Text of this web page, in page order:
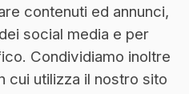
contenuti ed annunci,
social media e per
Condividiamo inoltre
cui utilizza il nostro sito